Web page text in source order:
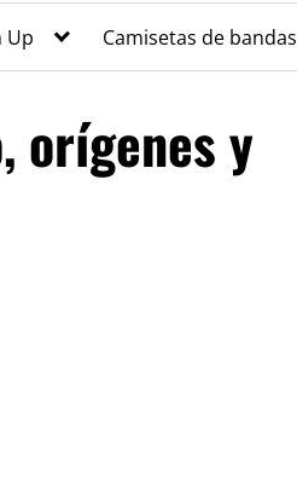
Up Camisetas de bandas
orígenes y